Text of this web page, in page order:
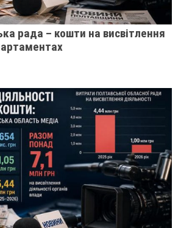
рада – кошти на висвітлення